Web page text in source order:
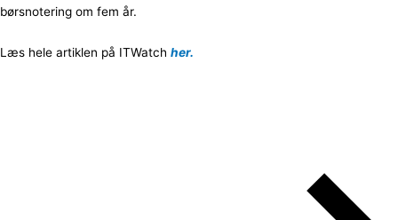
børsnotering om fem år.
Læs hele artiklen på ITWatch her.